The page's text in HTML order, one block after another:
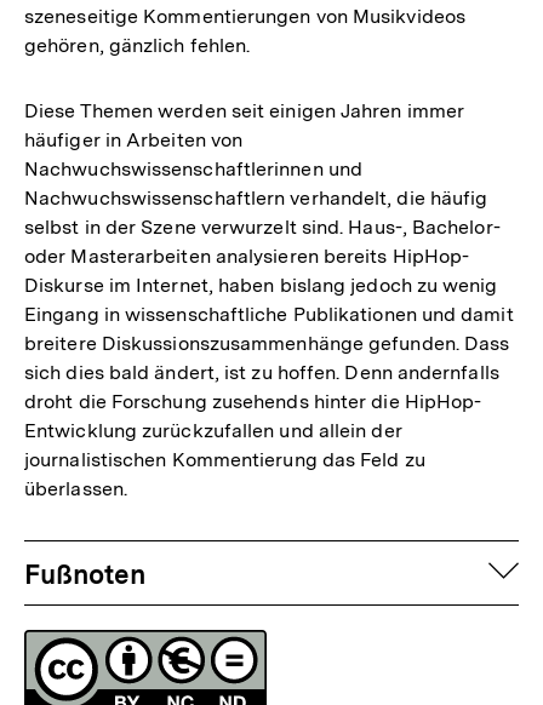
szeneseitige Kommentierungen von Musikvideos
gehören, gänzlich fehlen.
Diese Themen werden seit einigen Jahren immer
häufiger in Arbeiten von
Nachwuchswissenschaftlerinnen und
Nachwuchswissenschaftlern verhandelt, die häufig
selbst in der Szene verwurzelt sind. Haus-, Bachelor-
oder Masterarbeiten analysieren bereits HipHop-
Diskurse im Internet, haben bislang jedoch zu wenig
Eingang in wissenschaftliche Publikationen und damit
breitere Diskussionszusammenhänge gefunden. Dass
sich dies bald ändert, ist zu hoffen. Denn andernfalls
droht die Forschung zusehends hinter die HipHop-
Entwicklung zurückzufallen und allein der
journalistischen Kommentierung das Feld zu
überlassen.
Fussnoten
Fußnoten
Lizenz